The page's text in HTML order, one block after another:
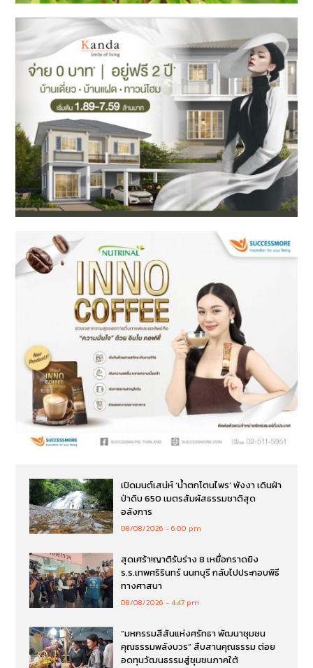
เปิดมนต์เสน่ห์ ‘น้ำตกโตนไพร’ พังงา เดินฝ่า
ป่าดิบ 650 เมตรสัมผัสธรรมชาติสุด
อลังการ
08/08/2026 6:00 pm
สุดเศร้า!ญาติรับร่าง 8 เหยื่อกราดยิง
ร.ร.เทพศริรินทร์ นนทบุรี กลับไปประกอบพิธี
ทางศาสนา
08/08/2026 4:47 pm
“มหกรรมสีสันแห่งศรัทธา พัฒนาชุมชน
คุณธรรมพลังบวร” สืบสานคุณธรรม ต่อย
อดทุนวัฒนธรรมสู่ชุมชนภาคใต้